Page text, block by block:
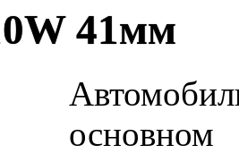
41мм
основном